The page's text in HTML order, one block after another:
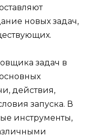
новых задач,
задач в
действия,
запуска. В
инструменты,